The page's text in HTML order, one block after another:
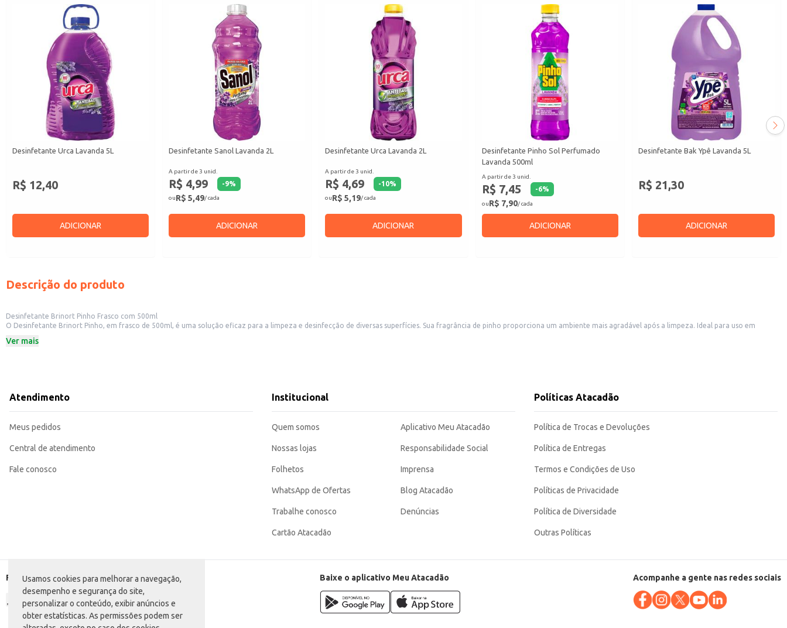
Usamos cookies para melhorar a navegação,
desempenho e segurança do site,
personalizar o conteúdo, exibir anúncios e
obter estatísticas. As permissões podem ser
Desinfetante Urca Lavanda 5L
R$ 12,40
ADICIONAR
Desinfetante Sanol Lavanda 2L
A partir de 3 unid.
R$ 4,99 -9%
ouR$ 5,49/ cada
ADICIONAR
Desinfetante Urca Lavanda 2L
A partir de 3 unid.
R$ 4,69 -10%
ouR$ 5,19/ cada
ADICIONAR
Desinfetante Pinho Sol Perfumado
Lavanda 500ml
A partir de 3 unid.
R$ 7,45 -6%
ouR$ 7,90/ cada
ADICIONAR
Desinfetante Bak Ypê Lavanda 5L
R$ 21,30
ADICIONAR
Descrição do produto
Desinfetante Brinort Pinho Frasco com 500ml
O Desinfetante Brinort Pinho, em frasco de 500ml, é uma solução eficaz para a limpeza e desinfecção de diversas superfícies. Sua fragrância de pinho proporciona um ambiente mais agradável após a limpeza. Ideal para uso em
Dicas de uso:
O Desinfetante Brinort Pinho oferece praticidade e eficiência na limpeza, sendo uma opção versátil para diferentes necessidades de higiene, tanto em ambientes domésticos quanto comerciais.
Marca: Brinort
Categoria: Desinfetante sanitário
EAN: 69969937
Ver mais
Atendimento
Meus pedidos
Central de atendimento
Fale conosco
Institucional
Quem somos
Nossas lojas
Folhetos
WhatsApp de Ofertas
Trabalhe conosco
Cartão Atacadão
Aplicativo Meu Atacadão
Responsabilidade Social
Imprensa
Blog Atacadão
Denúncias
Políticas Atacadão
Política de Trocas e Devoluções
Política de Entregas
Termos e Condições de Uso
Políticas de Privacidade
Política de Diversidade
Outras Políticas
Formas de pagamento Baixe o aplicativo Meu Atacadão Acompanhe a gente nas redes sociais